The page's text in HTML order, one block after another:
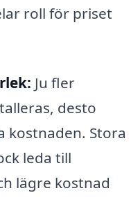
roll för priset
Ju fler
desto
kostnaden. Stora
leda till
lägre kostnad